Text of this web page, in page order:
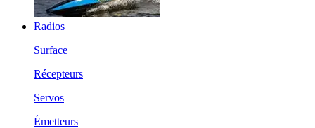
Radios
Surface
Récepteurs
Servos
Émetteurs